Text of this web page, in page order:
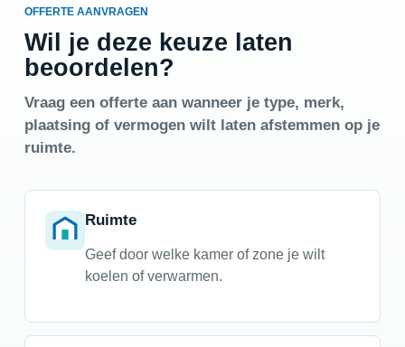
OFFERTE AANVRAGEN
Wil je deze keuze laten
beoordelen?
Vraag een offerte aan wanneer je type, merk,
plaatsing of vermogen wilt laten afstemmen op je
ruimte.
Ruimte
Geef door welke kamer of zone je wilt
koelen of verwarmen.